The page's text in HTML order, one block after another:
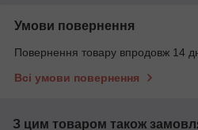
Умови повернення
Повернення товару впродовж 14
Всі умови повернення
З цим товаром також